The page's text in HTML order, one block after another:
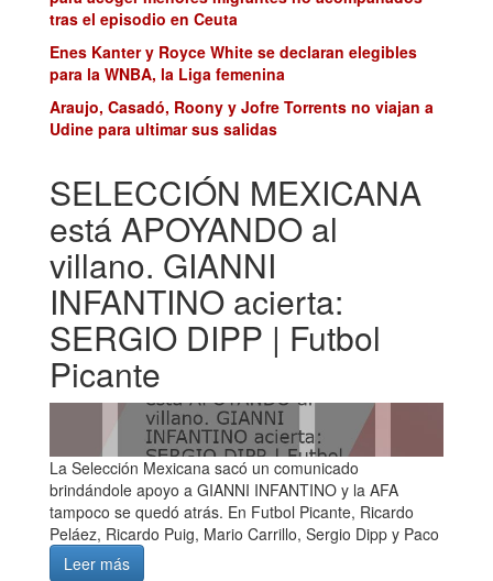
tras el episodio en Ceuta
Enes Kanter y Royce White se declaran elegibles
para la WNBA, la Liga femenina
Araujo, Casadó, Roony y Jofre Torrents no viajan a
Udine para ultimar sus salidas
SELECCIÓN MEXICANA
está APOYANDO al
villano. GIANNI
INFANTINO acierta:
SERGIO DIPP | Futbol
Picante
La Selección Mexicana sacó un comunicado
brindándole apoyo a GIANNI INFANTINO y la AFA
tampoco se quedó atrás. En Futbol Picante, Ricardo
Peláez, Ricardo Puig, Mario Carrillo, Sergio Dipp y Paco
Leer más